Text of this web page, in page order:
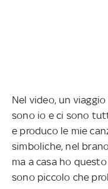
Nel video, un
sono io e ci sono
e produco le mie
simboliche, nel
ma a casa ho
sono piccolo che